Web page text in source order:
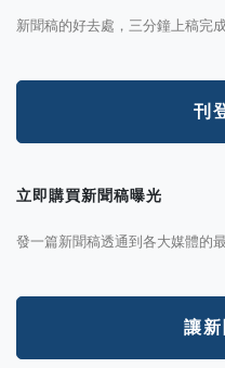
新聞稿的好去處，三分鐘上稿完
刊
立即購買新聞稿曝光
發一篇新聞稿透通到各大媒體的
讓